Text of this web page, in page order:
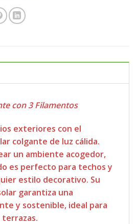
con 3 Filamentos
exteriores con el
colgante de luz cálida.
un ambiente acogedor,
es perfecto para techos y
estilo decorativo. Su
garantiza una
y sostenible, ideal para